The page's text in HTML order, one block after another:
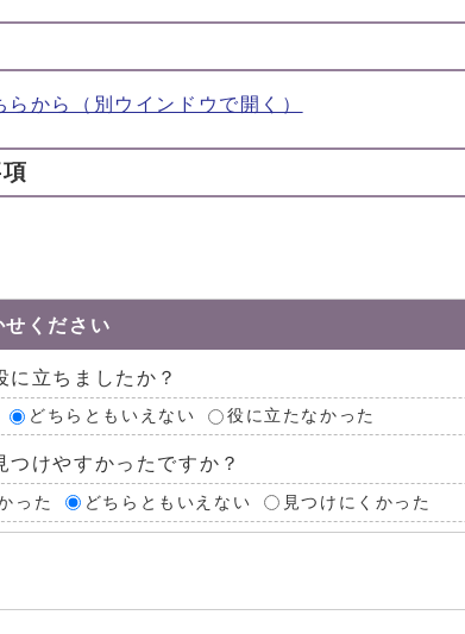
らから （別ウインドウで開く）
せください
に立ちましたか？
どちらともいえない 役に立たなかった
つけやすかったですか？
った どちらともいえない 見つけにくかった